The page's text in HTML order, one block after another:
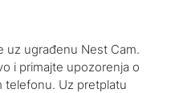
uz ugrađenu Nest Cam.
i primajte upozorenja o
telefonu. Uz pretplatu